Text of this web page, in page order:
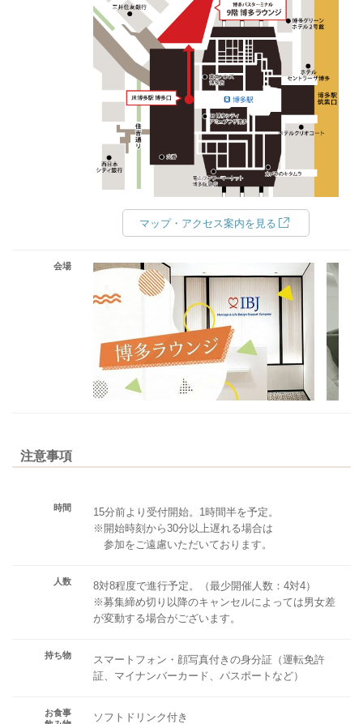
マップ・アクセス案内を見る
会場
注意事項
時間
15分前より受付開始。1時間半を予定。
※開始時刻から30分以上遅れる場合は
参加をご遠慮いただいております。
人数
8対8程度で進行予定。（最少開催人数：4対4）
※募集締め切り以降のキャンセルによっては男女差
が変動する場合がございます。
持ち物
スマートフォン・顔写真付きの身分証（運転免許
証、マイナンバーカード、パスポートなど）
お食事
ソフトドリンク付き